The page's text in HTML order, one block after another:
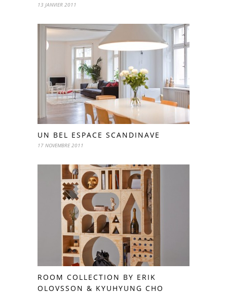
13 JANVIER 2011
UN BEL ESPACE SCANDINAVE
17 NOVEMBRE 2011
ROOM COLLECTION BY ERIK
OLOVSSON & KYUHYUNG CHO